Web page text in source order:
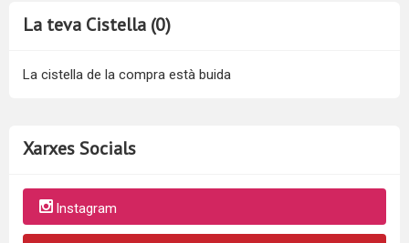
La teva Cistella (0)
La cistella de la compra està buida
Xarxes Socials
Instagram